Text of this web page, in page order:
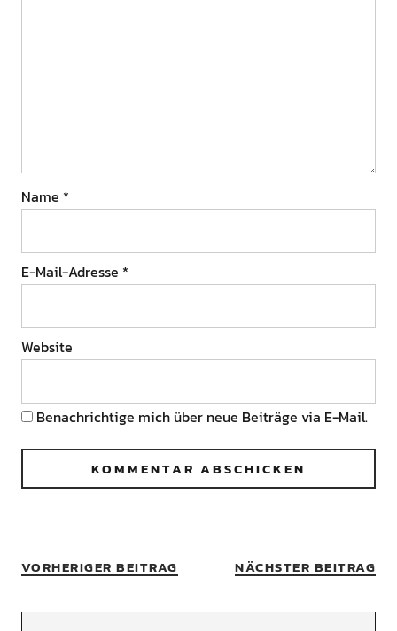
Name *
E-Mail-Adresse *
Website
Benachrichtige mich über neue Beiträge via E-Mail.
VORHERIGER BEITRAG NÄCHSTER BEITRAG